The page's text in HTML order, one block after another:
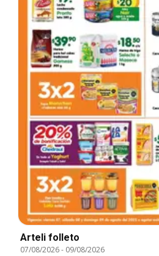
Arteli folleto
07/08/2026- 09/08/2026